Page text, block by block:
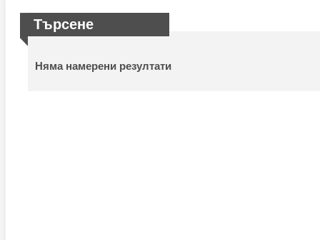
Търсене
Няма намерени резултати